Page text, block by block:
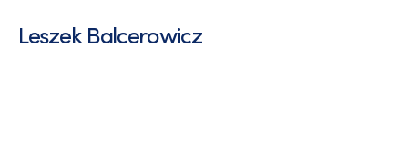
Leszek Balcerowicz